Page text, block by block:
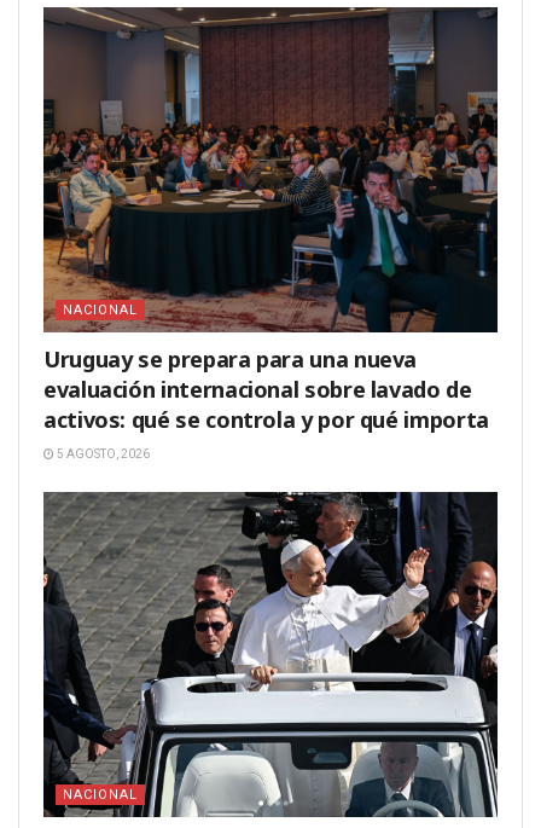
NACIONAL
Uruguay se prepara para una nueva
evaluación internacional sobre lavado de
activos: qué se controla y por qué importa
5 AGOSTO, 2026
NACIONAL